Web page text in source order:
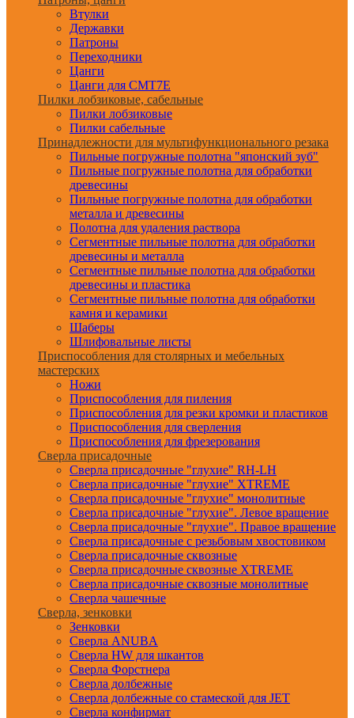
Втулки
Державки
Патроны
Переходники
Цанги
Цанги для CMT7E
Пилки лобзиковые, сабельные
Пилки лобзиковые
Пилки сабельные
Принадлежности для мультифункционального резака
Пильные погружные полотна "японский зуб"
Пильные погружные полотна для обработки
древесины
Пильные погружные полотна для обработки
металла и древесины
Полотна для удаления раствора
Сегментные пильные полотна для обработки
древесины и металла
Сегментные пильные полотна для обработки
древесины и пластика
Сегментные пильные полотна для обработки
камня и керамики
Шаберы
Шлифовальные листы
Приспособления для столярных и мебельных
мастерских
Ножи
Приспособления для пиления
Приспособления для резки кромки и пластиков
Приспособления для сверления
Приспособления для фрезерования
Сверла присадочные
Сверла присадочные "глухие" RH-LH
Сверла присадочные "глухие" XTREME
Сверла присадочные "глухие" монолитные
Сверла присадочные "глухие". Левое вращение
Сверла присадочные "глухие". Правое вращение
Сверла присадочные с резьбовым хвостовиком
Сверла присадочные сквозные
Сверла присадочные сквозные XTREME
Сверла присадочные сквозные монолитные
Сверла чашечные
Сверла, зенковки
Зенковки
Сверла ANUBA
Сверла HW для шкантов
Сверла Форстнера
Сверла долбежные
Сверла долбежные со стамеской для JET
Сверла конфирмат